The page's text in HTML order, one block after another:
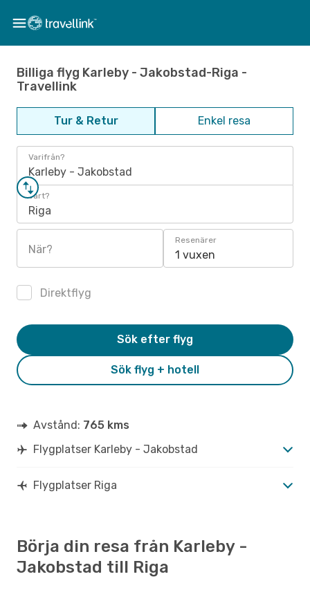
Billiga flyg Karleby - Jakobstad-Riga -
Travellink
Tur & Retur Enkel resa
Varifrån?
Karleby - Jakobstad
Vart?
Riga
När?
Resenärer
1 vuxen
Direktflyg
Sök flyg + hotell
Sök efter flyg
Avstånd: 765 kms
Flygplatser Karleby - Jakobstad
Flygplatser Riga
Börja din resa från Karleby -
Jakobstad till Riga